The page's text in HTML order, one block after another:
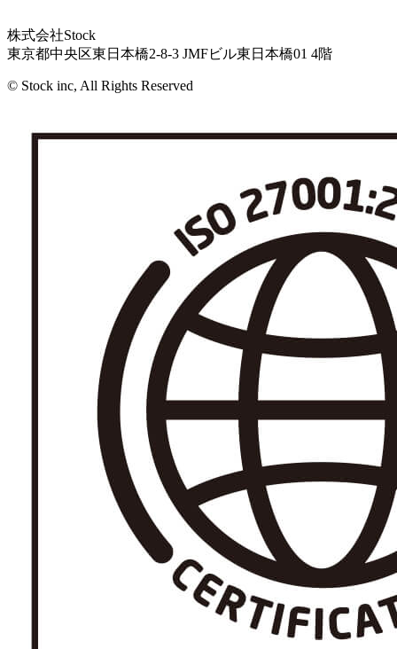
株式会社Stock
東京都中央区東日本橋2-8-3 JMFビル東日本橋01 4階
© Stock inc, All Rights Reserved